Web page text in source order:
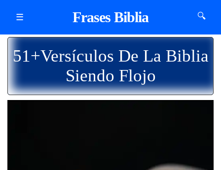
☰ Frases Biblia 🔍
51+Versículos De La Biblia
Siendo Flojo